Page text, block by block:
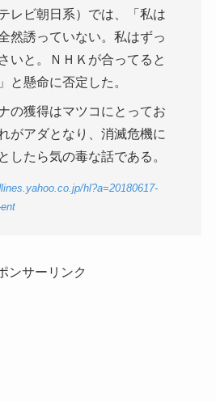
レビ朝日系）では、「私は
然誘っていない。私はずっ
いと。ＮＨＫが合ってると
と懸命に否定した。
の獲得はマツコにとってお
がアダとなり、消滅危機に
したら気の毒な話である。
hl?a=20180617-
ンサーリンク